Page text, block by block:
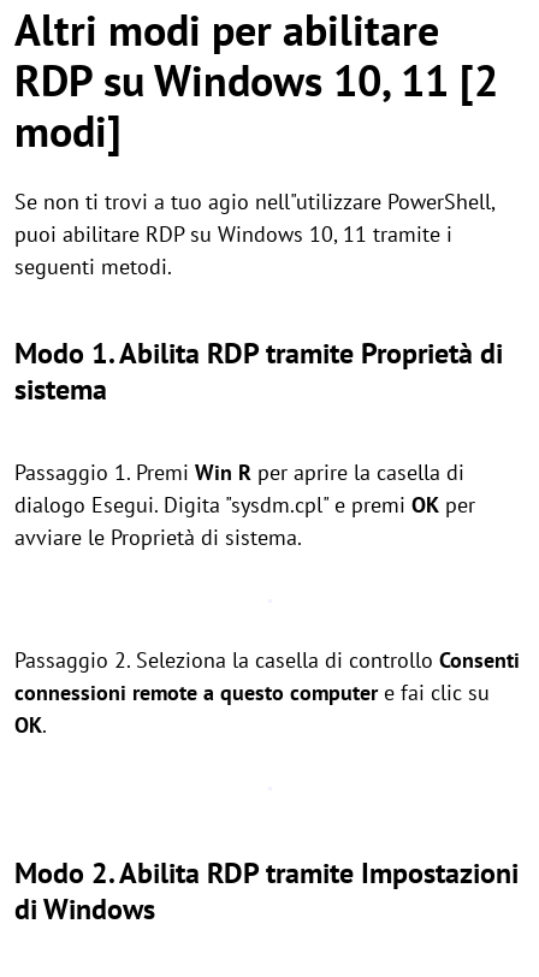
Altri modi per abilitare
RDP su Windows 10, 11 [2
modi]
Se non ti trovi a tuo agio nell"utilizzare PowerShell,
puoi abilitare RDP su Windows 10, 11 tramite i
seguenti metodi.
Modo 1. Abilita RDP tramite Proprietà di
sistema
Passaggio 1. Premi Win R per aprire la casella di
dialogo Esegui. Digita "sysdm.cpl" e premi OK per
avviare le Proprietà di sistema.
Passaggio 2. Seleziona la casella di controllo Consenti
connessioni remote a questo computere fai clic su
OK.
Modo 2. Abilita RDP tramite Impostazioni
di Windows